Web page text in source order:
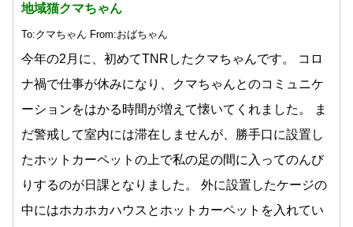
地域猫クマちゃん
To:クマちゃん From:おばちゃん
今年の2月に、初めてTNRしたクマちゃんです。 コロ
ナ禍で仕事が休みになり、クマちゃんとのコミュニケ
ーションをはかる時間が増えて懐いてくれました。 ま
だ警戒して室内には滞在しませんが、勝手口に設置し
たホットカーペットの上で私の足の間に入ってのんび
りするのが日課となりました。 外に設置したケージの
中にはホカホカハウスとホットカーペットを入れてい